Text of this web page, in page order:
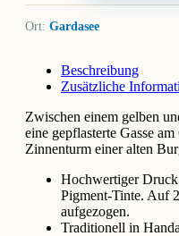
Ort: Gardasee
Beschreibung
Zusätzliche
Zwischen einem gelben
eine gepflasterte Gasse
Zinnenturm einer alten
Hochwertiger
Pigment-Tinte. Auf
aufgezogen.
Traditionell in